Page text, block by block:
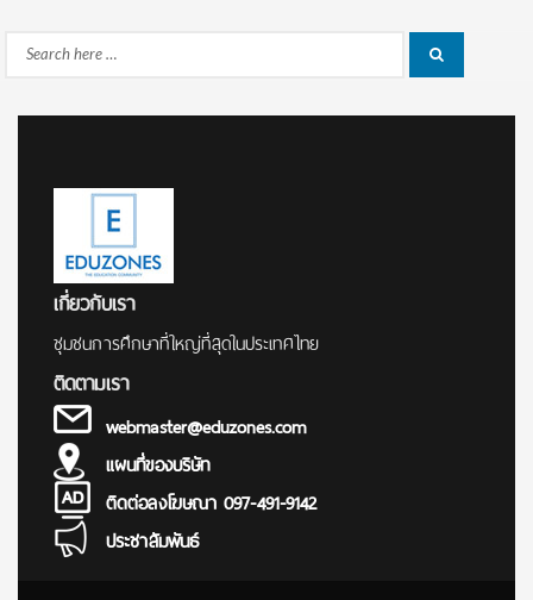
Search
เกี่ยวกับเรา
ชุมชนการศึกษาที่ใหญ่ที่สุดในประเทศไทย
ติดตามเรา
webmaster@eduzones.com
แผนที่ของบริษัท
ติดต่อลงโฆษณา 097-491-9142
ประชาสัมพันธ์